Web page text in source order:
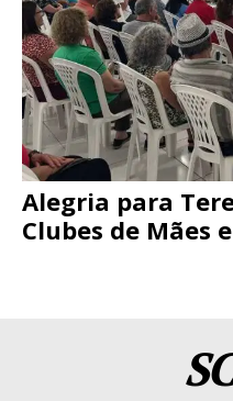
Alegria para
Clubes de Mães